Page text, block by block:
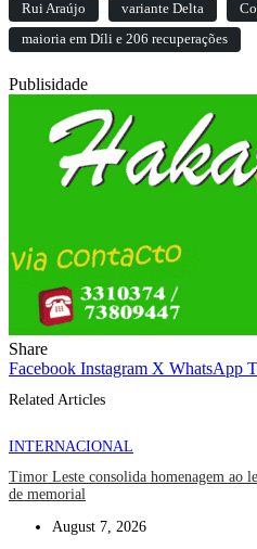
Rui Araújo variante Delta
maioria em Díli e 206 recuperações
Publisidade
Share
Facebook Instagram X WhatsApp
Related Articles
INTERNACIONAL
Timor Leste consolida homenagem ao
de memorial
August 7, 2026